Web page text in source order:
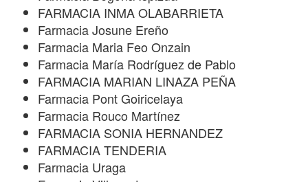
FARMACIA INMA OLABARRIETA
Farmacia Josune Ereño
Farmacia Maria Feo Onzain
Farmacia María Rodríguez de Pablo
FARMACIA MARIAN LINAZA PEÑA
Farmacia Pont Goiricelaya
Farmacia Rouco Martínez
FARMACIA SONIA HERNANDEZ
FARMACIA TENDERIA
Farmacia Uraga